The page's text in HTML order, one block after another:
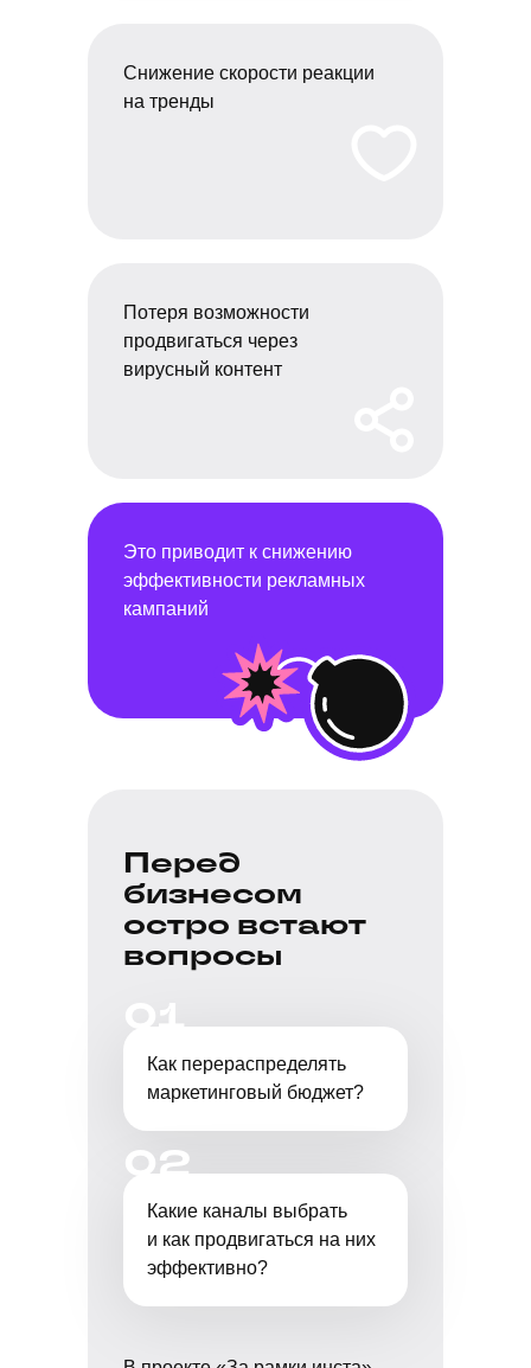
Снижение скорости реакции
на тренды
Потеря возможности
продвигаться через
вирусный контент
Это приводит к снижению
эффективности рекламных
кампаний
Перед
бизнесом
остро встают
вопросы
Как перераспределять
маркетинговый бюджет?
01
Какие каналы выбрать
и как продвигаться на них
эффективно?
02